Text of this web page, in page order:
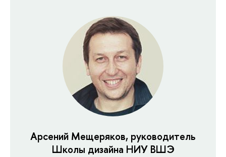
Арсений Мещеряков, руководитель
Школы дизайна НИУ ВШЭ